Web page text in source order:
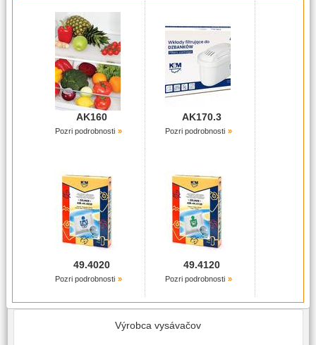
AK160
Pozri podrobnosti
AK170.3
Pozri podrobnosti
49.4020
Pozri podrobnosti
49.4120
Pozri podrobnosti
Výrobca vysávačov